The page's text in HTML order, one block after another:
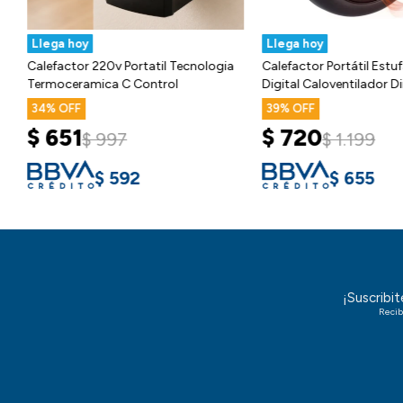
Llega hoy
Calefactor Estufa Escritorio Potencia
Caloventilador 400w
30
$ 446$ 646
$ 406
Llega hoy
Calefactor 220v Portatil
Termoceramica C
34
$ 651$ 997
$ 592